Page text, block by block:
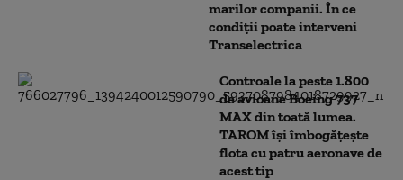
marilor companii. În ce
condiții poate interveni
Transelectrica
Controale la peste 1.800
de avioane Boeing 737
MAX din toată lumea.
TAROM își îmbogățește
flota cu patru aeronave de
acest tip